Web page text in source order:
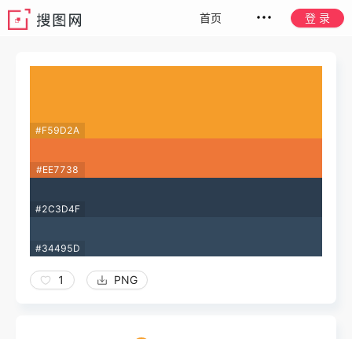
首页 登 录
#F59D2A
#EE7738
#2C3D4F
#34495D
1 PNG